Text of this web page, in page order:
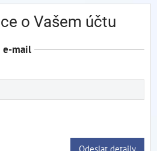
o Vašem účtu
e-mail
Odeslat detaily